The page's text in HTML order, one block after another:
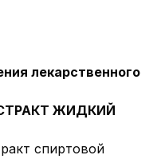
лекарственного
ЖИДКИЙ
спиртовой